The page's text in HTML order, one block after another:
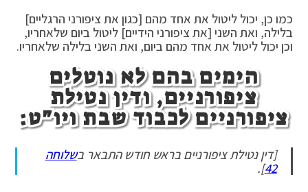
כמו כן, יכול ליטול את אחד מהם [כגון את ציפורני הרגליים]
בלילה, ואת השני [את ציפורני הידיים] ליטול ביום שלאחריו,
וכן יכול ליטול את אחד מהם ביום, ואת השני בלילה שלאחריו.
הימים בהם לא נוטלים
ציפורניים, ודין נטילת
ציפורניים לכבוד שבת ויו"ט:
[דין נטילת ציפורניים בראש חודש התבאר בשלוחה
42
].